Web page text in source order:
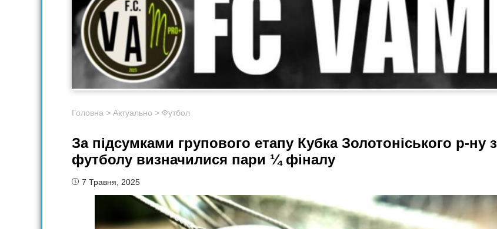
Головна > Актуально > Футбол
За підсумками групового етапу Кубка Золотоніського р-ну з
футболу визначилися пари ¼ фіналу
7 Травня, 2025